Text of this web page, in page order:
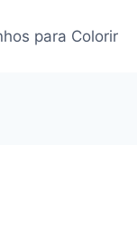
para Colorir